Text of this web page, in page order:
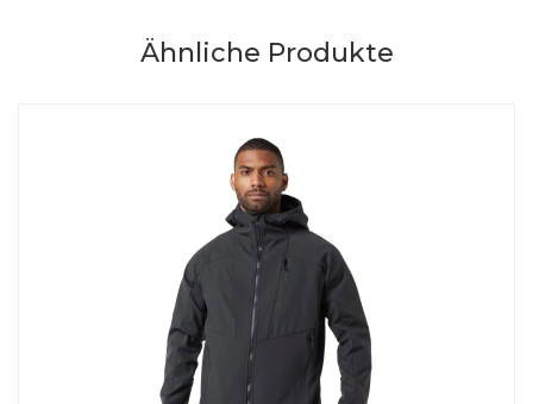
Ähnliche Produkte